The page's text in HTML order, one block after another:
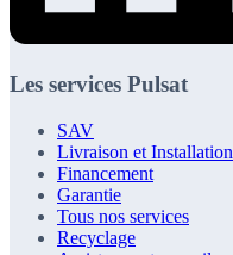
Les services Pulsat
SAV
Livraison et Installation
Financement
Garantie
Tous nos services
Recyclage